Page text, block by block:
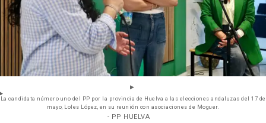
La candidata número uno del PP por la provincia de Huelva a las elecciones andaluzas del 17 de
mayo, Loles López, en su reunión con asociaciones de Moguer.
- PP HUELVA